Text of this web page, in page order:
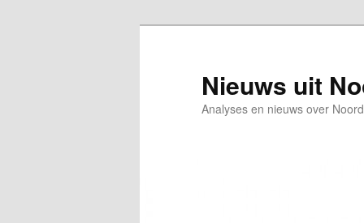
Nieuws uit
Analyses en nieuws over